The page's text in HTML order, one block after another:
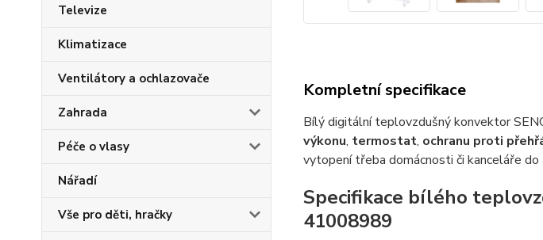
Televize
Klimatizace
Ventilátory a ochlazovače
Zahrada
Péče o vlasy
Nářadí
Vše pro děti, hračky
Kompletní specifikace
Bílý digitální teplovzdušný konvektor
výkonu, termostat, ochranu proti
vytopení třeba domácnosti či kanceláře do
Specifikace bílého
41008989